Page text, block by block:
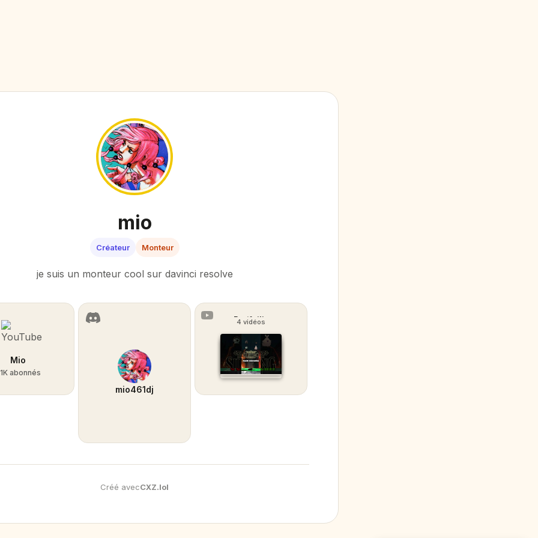
mio
Créateur Monteur
je suis un monteur cool sur davinci resolve
Mio
abonnés
Portfoilio
4 vidéos
mio461dj
Créé avecCXZ.lol